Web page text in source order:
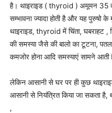
है। थाइराइड ( thyroid ) अमूमन 35
सम्भावना ज्यादा होती है और यह पुरुषो
थाइराइड, thyroid में चिंता, घबराहट ,
की समस्या जैसे की बालो का टूटना,
कमजोर होना आदि समस्याएं सामने आती
लेकिन आसानी से घर पर ही कुछ
आसानी से नियंत्रित किया जा सकता है,
,